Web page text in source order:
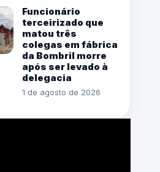
Funcionário
terceirizado que
matou três
colegas em fábrica
da Bombril morre
após ser levado à
delegacia
1 de agosto de 2026